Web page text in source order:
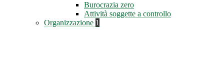
Burocrazia zero
Attività soggette a controllo
Organizzazione 1